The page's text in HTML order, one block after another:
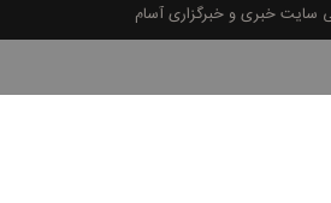
سایت خبری و خبرگزاری آسام